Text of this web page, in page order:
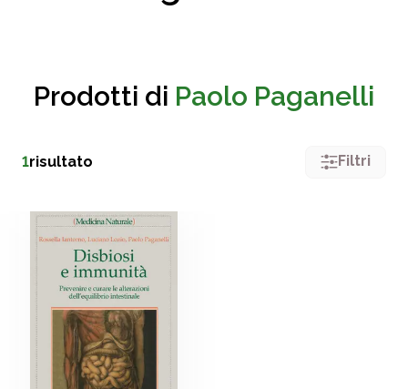
Prodotti di Paolo Paganelli
1risultato Filtri